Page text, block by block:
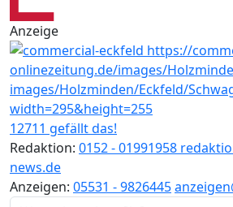
Anzeige
12711 gefällt das!
Redaktion: 0152 - 01991958
news.de
Anzeigen: 05531 - 9826445